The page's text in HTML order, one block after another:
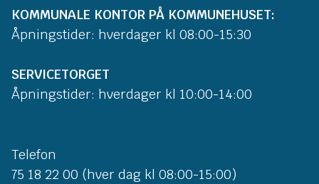
KOMMUNALE KONTOR PÅ KOMMUNEHUSET:
Åpningstider: hverdager kl 08:00-15:30
SERVICETORGET
Åpningstider: hverdager kl 10:00-14:00
Telefon
75 18 22 00 (hver dag kl 08:00-15:00)